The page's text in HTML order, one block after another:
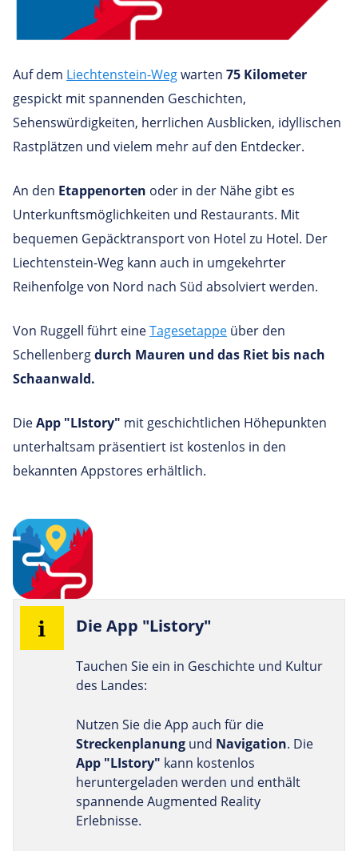
Auf dem Liechtenstein-Wegwarten 75 Kilometer
gespickt mit spannenden Geschichten,
Sehenswürdigkeiten, herrlichen Ausblicken, idyllischen
Rastplätzen und vielem mehr auf den Entdecker.
An den Etappenorten oder in der Nähe gibt es
Unterkunftsmöglichkeiten und Restaurants. Mit
bequemen Gepäcktransport von Hotel zu Hotel. Der
Liechtenstein-Weg kann auch in umgekehrter
Reihenfolge von Nord nach Süd absolviert werden.
Von Ruggell führt eineTagesetappe über den
Schellenbergdurch Mauren und das Riet bis nach
Schaanwald.
DieApp "LIstory" mit geschichtlichen Höhepunkten
unterhaltsam präsentiert ist kostenlos in den
bekannten Appstores erhältlich.
Die App "Listory"
Tauchen Sie ein in Geschichte und Kultur
des Landes:
Nutzen Sie die App auch für die
Streckenplanung und Navigation. Die
App "LIstory" kann kostenlos
heruntergeladen werden und enthält
spannende Augmented Reality
Erlebnisse.